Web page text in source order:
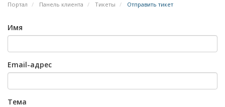
Портал Панель клиента Тикеты Отправить тикет
Имя
Email-адрес
Тема